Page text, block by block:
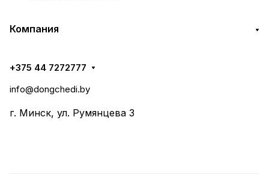
Компания
+375 44 7272777
info@dongchedi.by
г. Минск, ул. Румянцева 3